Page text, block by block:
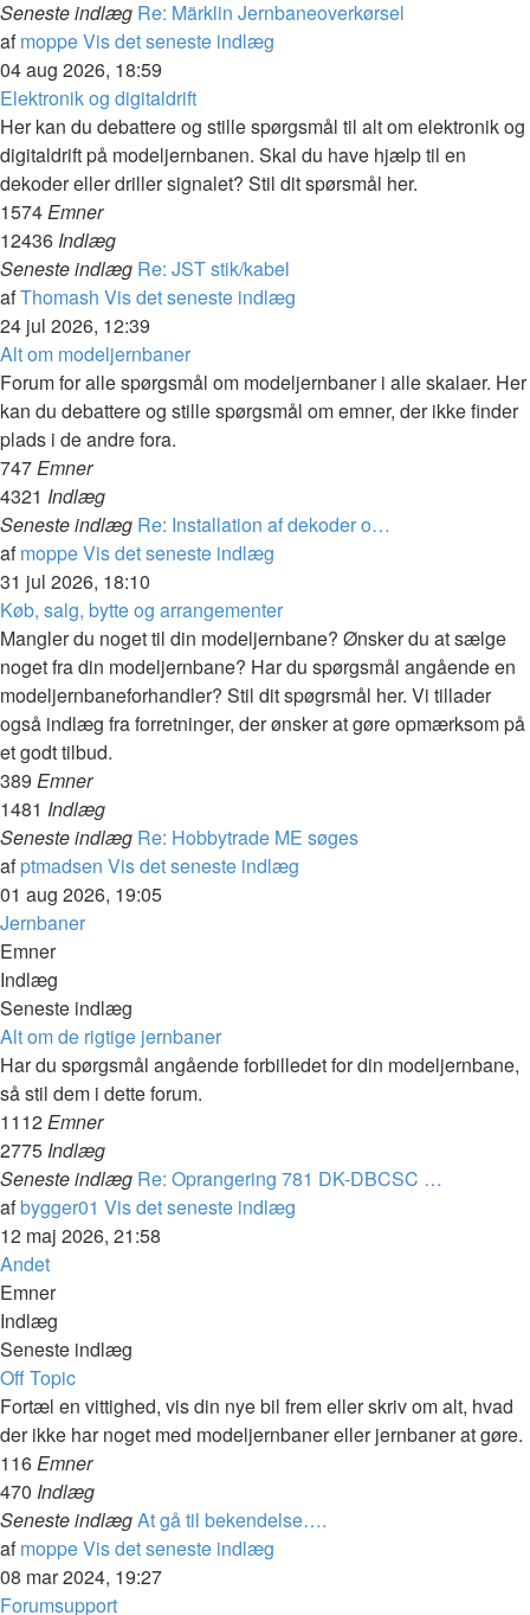
Seneste indlæg Re: Märklin Jernbaneoverkørsel
afmoppeVis det seneste indlæg
04 aug 2026, 18:59
Elektronik og digitaldrift
Her kan du debattere og stille spørgsmål til alt om elektronik og
digitaldrift på modeljernbanen. Skal du have hjælp til en
dekoder eller driller signalet? Stil dit spørsmål her.
1574Emner
12436 Indlæg
Seneste indlæg Re: JST stik/kabel
afThomash Vis det seneste indlæg
24 jul 2026, 12:39
Alt om modeljernbaner
Forum for alle spørgsmål om modeljernbaner i alle skalaer. Her
kan du debattere og stille spørgsmål om emner, der ikke finder
plads i de andre fora.
747Emner
4321 Indlæg
Seneste indlæg Re: Installation af dekoder o…
afmoppeVis det seneste indlæg
31 jul 2026, 18:10
Køb, salg, bytte og arrangementer
Mangler du noget til din modeljernbane? Ønsker du at sælge
noget fra din modeljernbane? Har du spørgsmål angående en
modeljernbaneforhandler? Stil dit spøgrsmål her. Vi tillader
også indlæg fra forretninger, der ønsker at gøre opmærksom på
et godt tilbud.
389 Emner
1481 Indlæg
Seneste indlæg Re: Hobbytrade ME søges
afptmadsen Vis det seneste indlæg
01 aug 2026, 19:05
Jernbaner
Emner
Indlæg
Seneste indlæg
Alt om de rigtige jernbaner
Har du spørgsmål angående forbilledet for din modeljernbane,
så stil dem i dette forum.
1112Emner
2775 Indlæg
Seneste indlæg Re: Oprangering 781 DK-DBCSC …
afbygger01 Vis det seneste indlæg
12 maj 2026, 21:58
Andet
Emner
Indlæg
Seneste indlæg
Off Topic
Fortæl en vittighed, vis din nye bil frem eller skriv om alt, hvad
der ikke har noget med modeljernbaner eller jernbaner at gøre.
116Emner
470 Indlæg
Seneste indlægAt gå til bekendelse….
afmoppeVis det seneste indlæg
08 mar 2024, 19:27
Forumsupport